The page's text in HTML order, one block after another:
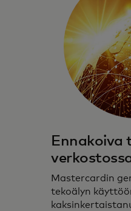
Ennakoiva
Mastercardin
tekoälyn